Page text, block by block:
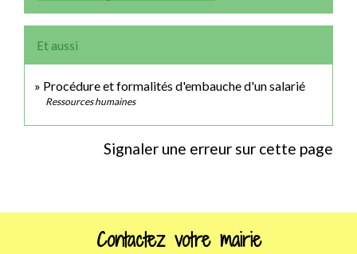
Et aussi
Procédure et formalités d'embauche d'un salarié
Ressources humaines
Signaler une erreur sur cette page
Contactez votre mairie